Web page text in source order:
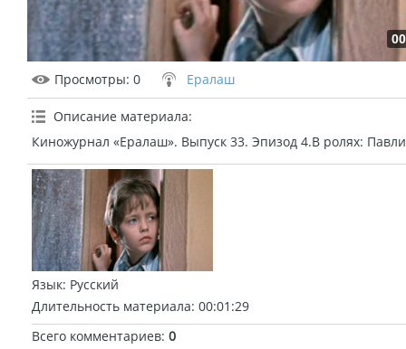
Просмотры: 0 Ералаш
Описание материала:
Киножурнал «Ералаш». Выпуск 33. Эпизод 4.В ролях:
Язык: Русский
Длительность материала: 00:01:29
Всего комментариев: 0